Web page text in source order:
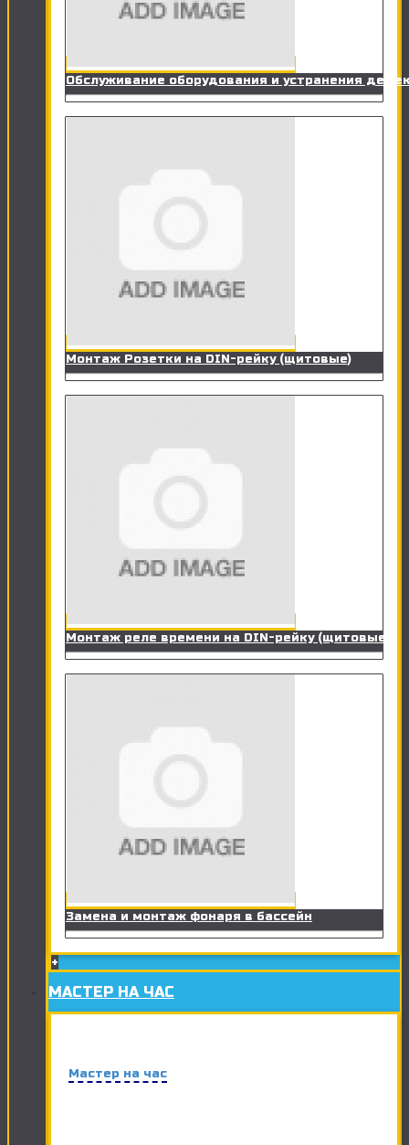
Обслуживание оборудования и устранения
Монтаж Розетки на DIN-рейку (щитовые)
Монтаж реле времени на DIN-рейку (щитовые)
Замена и монтаж фонаря в бассейн
+
МАСТЕР НА ЧАС
Мастер на час